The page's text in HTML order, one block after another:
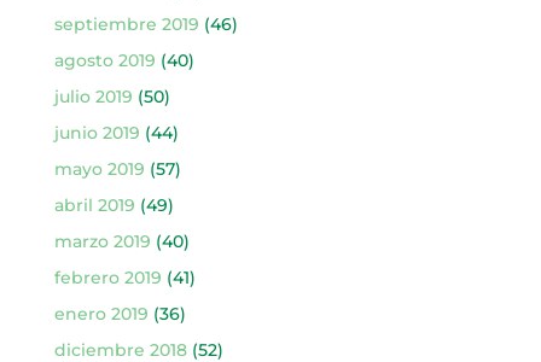
septiembre 2019 (46)
agosto 2019 (40)
julio 2019 (50)
junio 2019 (44)
mayo 2019 (57)
abril 2019 (49)
marzo 2019 (40)
febrero 2019 (41)
enero 2019 (36)
diciembre 2018(52)